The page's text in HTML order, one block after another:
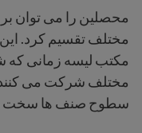
محصلین را می توان
مختلف تقسیم کرد.
مکتب لیسه زمانی که
مختلف شرکت می
سطوح صنف ها سخت